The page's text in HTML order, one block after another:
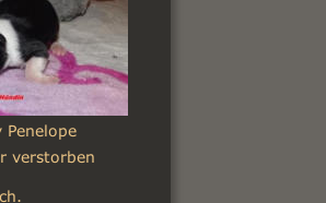
Penelope
verstorben